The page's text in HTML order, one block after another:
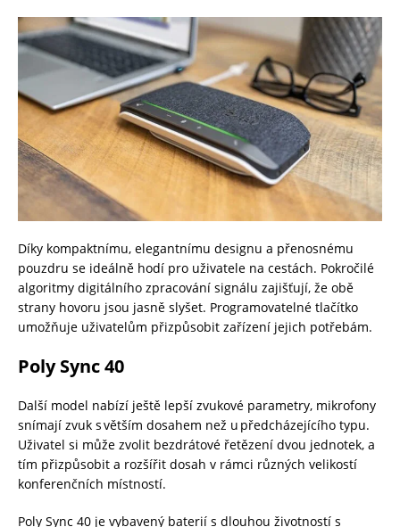
Díky kompaktnímu, elegantnímu designu a přenosnému
pouzdru se ideálně hodí pro uživatele na cestách. Pokročilé
algoritmy digitálního zpracování signálu zajišťují, že obě
strany hovoru jsou jasně slyšet. Programovatelné tlačítko
umožňuje uživatelům přizpůsobit zařízení jejich potřebám.
Poly Sync 40
Další model nabízí ještě lepší zvukové parametry, mikrofony
snímají zvuk s větším dosahem než u předcházejícího typu.
Uživatel si může zvolit bezdrátové řetězení dvou jednotek, a
tím přizpůsobit a rozšířit dosah v rámci různých velikostí
konferenčních místností.
Poly Sync 40 je vybavený baterií s dlouhou životností s